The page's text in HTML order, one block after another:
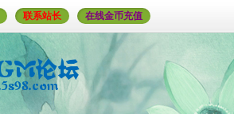
联系站长 在线金币充值